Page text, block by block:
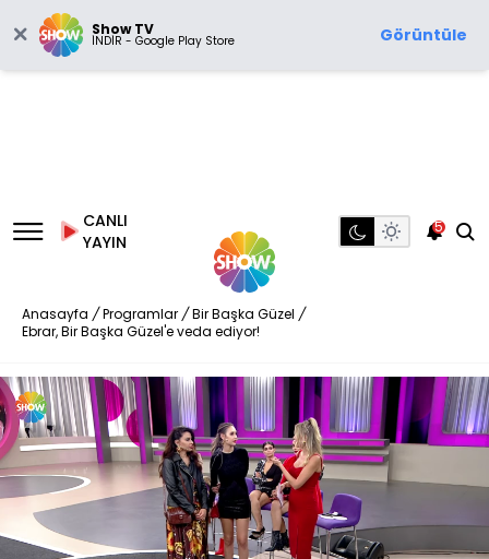
Show TV
İNDİR - Google Play Store Görüntüle
CANLI
YAYIN
5
Anasayfa / Programlar / Bir Başka Güzel /
Ebrar, Bir Başka Güzel'e veda ediyor!